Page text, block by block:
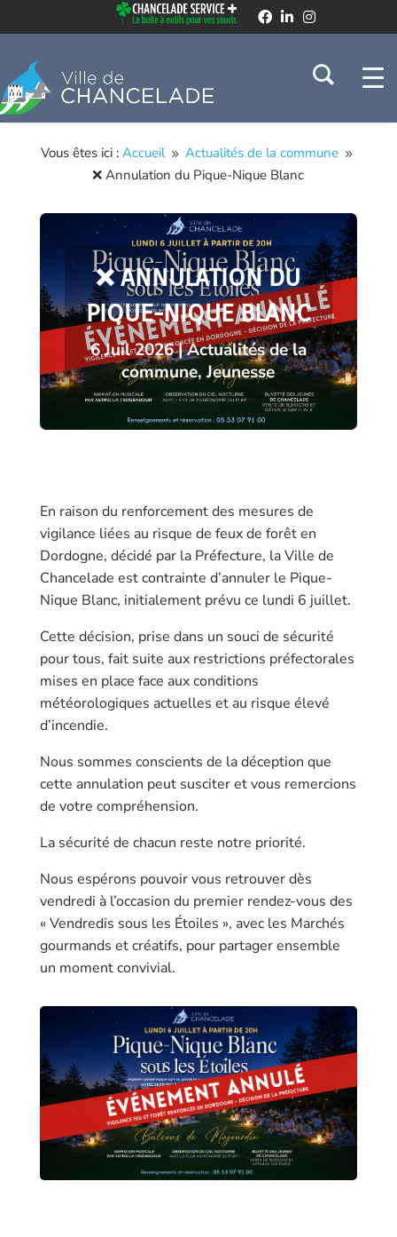
Vous êtes ici :Accueil 9 Actualités de la commune 9
❌ Annulation du Pique-Nique Blanc
❌ ANNULATION DU
PIQUE-NIQUE BLANC
6 Juil 2026|Actualités de la
commune,Jeunesse
En raison du renforcement des mesures de
vigilance liées au risque de feux de forêt en
Dordogne, décidé par la Préfecture, la Ville de
Chancelade est contrainte d’annuler le Pique-
Nique Blanc, initialement prévu ce lundi 6 juillet.
Cette décision, prise dans un souci de sécurité
pour tous, fait suite aux restrictions préfectorales
mises en place face aux conditions
météorologiques actuelles et au risque élevé
d’incendie.
Nous sommes conscients de la déception que
cette annulation peut susciter et vous remercions
de votre compréhension.
La sécurité de chacun reste notre priorité.
Nous espérons pouvoir vous retrouver dès
vendredi à l’occasion du premier rendez-vous des
« Vendredis sous les Étoiles », avec les Marchés
gourmands et créatifs, pour partager ensemble
un moment convivial.